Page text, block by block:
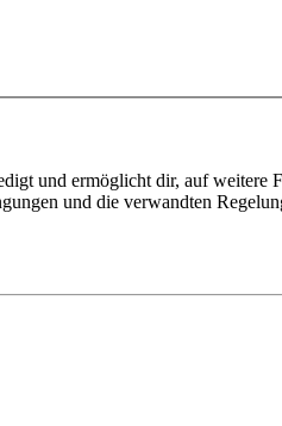
und ermöglicht dir, auf weitere
und die verwandten